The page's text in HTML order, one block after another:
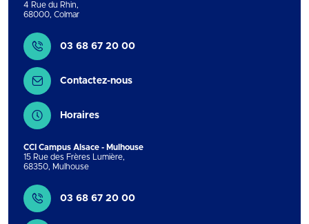
4 Rue du Rhin,
68000, Colmar
Contact
03 68 67 20 00
Contactez-nous
Horaires
CCI Campus Alsace - Mulhouse
15 Rue des Frères Lumière,
68350, Mulhouse
Contact
03 68 67 20 00